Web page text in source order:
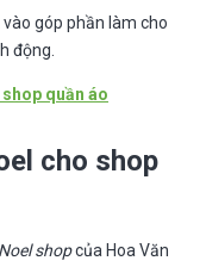
góp phần làm cho
động.
quần áo
cho shop
shopcủa Hoa Văn